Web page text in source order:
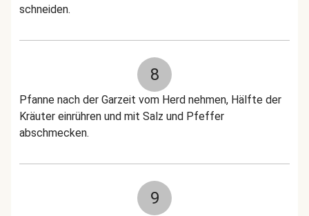
schneiden.
8
Pfanne nach der Garzeit vom Herd nehmen, Hälfte der
Kräuter einrühren und mit Salz und Pfeffer
abschmecken.
9